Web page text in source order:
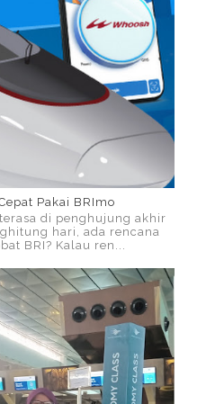
Pakai BRImo
di penghujung akhir
hari, ada rencana
BRI? Kalau ren...